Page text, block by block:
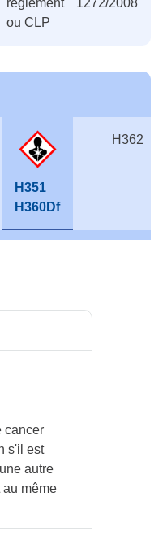
réglement 1272/2008
ou CLP
H351
H360Df
H362
cancer
s'il est
autre
même